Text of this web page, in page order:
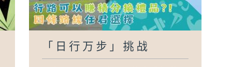
「日行万步」挑战